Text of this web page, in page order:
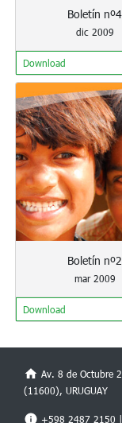
Boletín nº4
dic 2009
Download
Boletín nº2
mar 2009
Download
Av. 8 de Octubre
(11600), URUGUAY
+598 2487 2150 |